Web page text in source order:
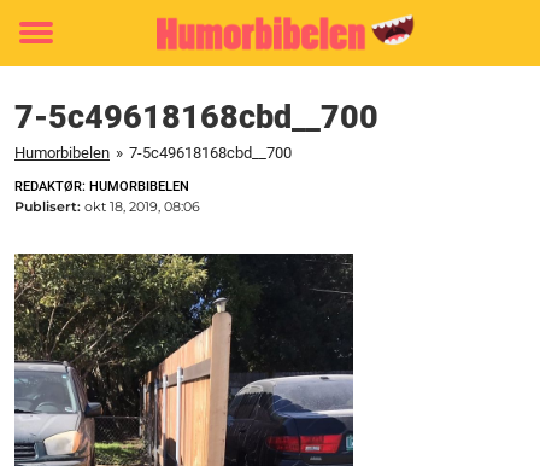
Toggle
7-5c49618168cbd__700
Humorbibelen » 7-5c49618168cbd__700
REDAKTØR: HUMORBIBELEN
Publisert: okt 18, 2019, 08:06